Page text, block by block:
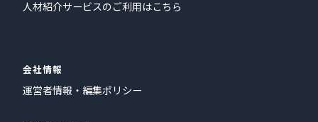
人材紹介サービスのご利用はこちら
会社情報
運営者情報・編集ポリシー